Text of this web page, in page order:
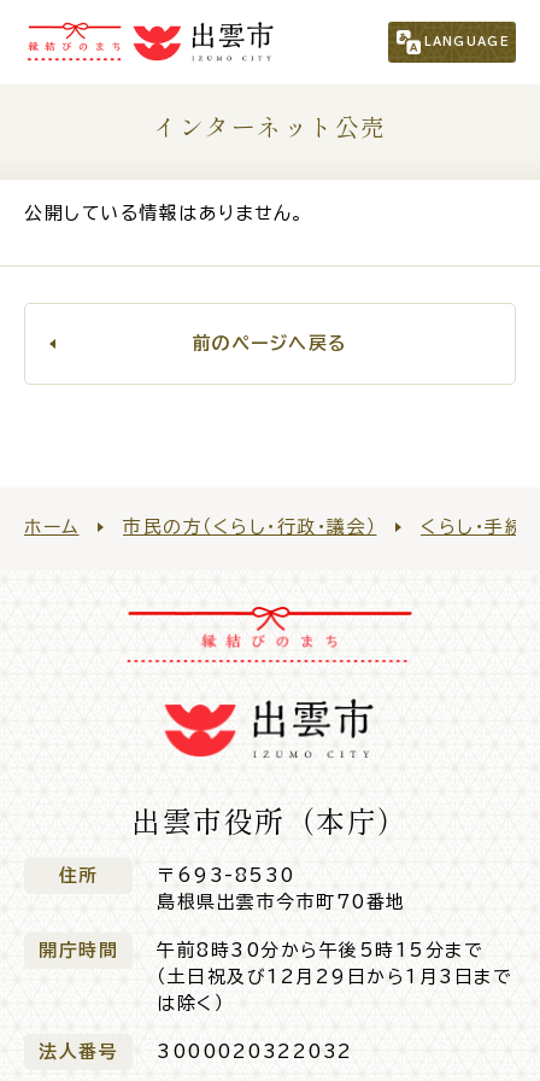
LANGUAGE
市民の方 （くらし・行政・議会）
健康・福祉 文化・スポーツ・生涯学習
新着情報一覧
ふるさと納税
場面から 探す
インターネット公売
公開している情報はありません。
前のページへ戻る
ホーム 市民の方（くらし・行政・議会） くらし・手続
出雲市役所（本庁）
住所
〒693-8530
島根県出雲市今市町70番地
開庁時間
午前8時30分から午後5時15分まで
（土日祝及び12月29日から1月3日まで
は除く）
法人番号 3000020322032